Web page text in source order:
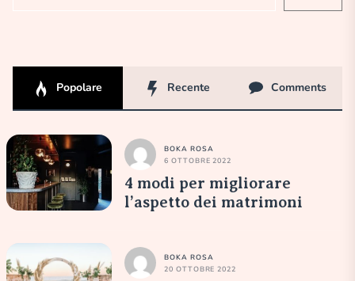
Popolare Recente Comments
BOKA ROSA
6 OTTOBRE 2022
4 modi per migliorare
l’aspetto dei matrimoni
BOKA ROSA
20 OTTOBRE 2022